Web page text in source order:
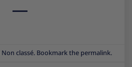
Non classé. Bookmark the permalink.